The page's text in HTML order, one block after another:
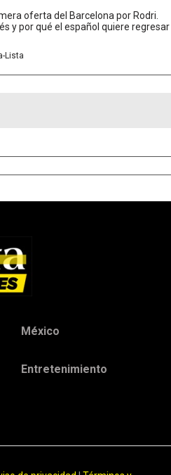
oferta del Barcelona por Rodri.
y por qué el español quiere regresar
Lista
México
Entretenimiento